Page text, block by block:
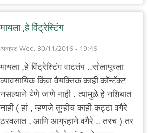
मायला ,हे विंट्रेस्टिंग
अबापट Wed, 30/11/2016 - 19:46
आज
गावातल्याच
अन्नपूर्णा
मायला ,हे विंट्रेस्टिंग वाटतंय ..सोलापूरला
व्यावसायिक किंवा वैयक्तिक काही कॉन्टॅक्ट
नसल्याने येणे जाणे नाही . त्यामुळे हे नशिबात
नाही ( हां , म्हणजे तुम्हीच काही कट्टा वगैरे
ठरवलात , आणि आग्रहाने वगैरे .. तरच ) तर